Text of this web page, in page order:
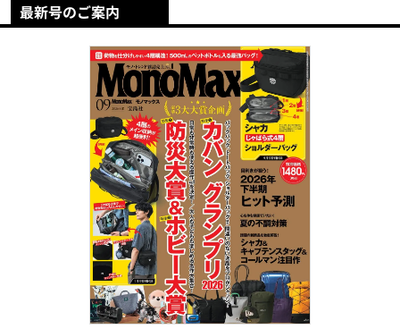
最新号のご案内